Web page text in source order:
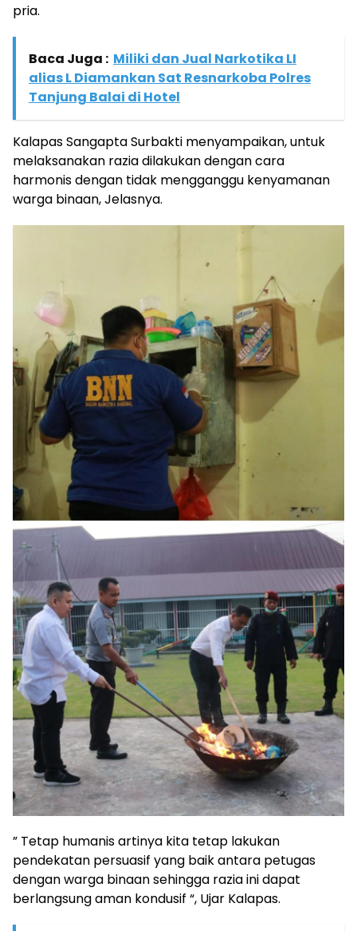
pria.
Baca Juga : Miliki dan Jual Narkotika LI
alias L Diamankan Sat Resnarkoba Polres
Tanjung Balai di Hotel
Kalapas Sangapta Surbakti menyampaikan, untuk
melaksanakan razia dilakukan dengan cara
harmonis dengan tidak mengganggu kenyamanan
warga binaan, Jelasnya.
” Tetap humanis artinya kita tetap lakukan
pendekatan persuasif yang baik antara petugas
dengan warga binaan sehingga razia ini dapat
berlangsung aman kondusif “, Ujar Kalapas.